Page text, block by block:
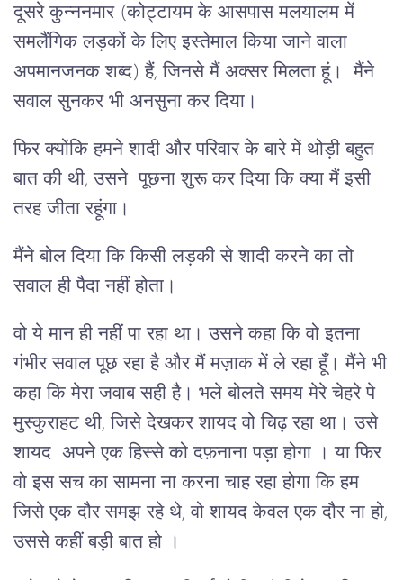
दूसरे कुन्ननमार (कोट्टायम के आसपास मलयालम में
समलैंगिक लड़कों के लिए इस्तेमाल किया जाने वाला
अपमानजनक शब्द) हैं, जिनसे मैं अक्सर मिलता हूं। मैंने
सवाल सुनकर भी अनसुना कर दिया।
फिर क्योंकि हमने शादी और परिवार के बारे में थोड़ी बहुत
बात की थी, उसने पूछना शुरू कर दिया कि क्या मैं इसी
तरह जीता रहूंगा।
मैंने बोल दिया कि किसी लड़की से शादी करने का तो
सवाल ही पैदा नहीं होता।
वो ये मान ही नहीं पा रहा था। उसने कहा कि वो इतना
गंभीर सवाल पूछ रहा है और मैं मज़ाक में ले रहा हूँ। मैंने भी
कहा कि मेरा जवाब सही है। भले बोलते समय मेरे चेहरे पे
मुस्कुराहट थी, जिसे देखकर शायद वो चिढ़ रहा था। उसे
शायद अपने एक हिस्से को दफ़नाना पड़ा होगा । या फिर
वो इस सच का सामना ना करना चाह रहा होगा कि हम
जिसे एक दौर समझ रहे थे, वो शायद केवल एक दौर ना हो,
उससे कहीं बड़ी बात हो ।